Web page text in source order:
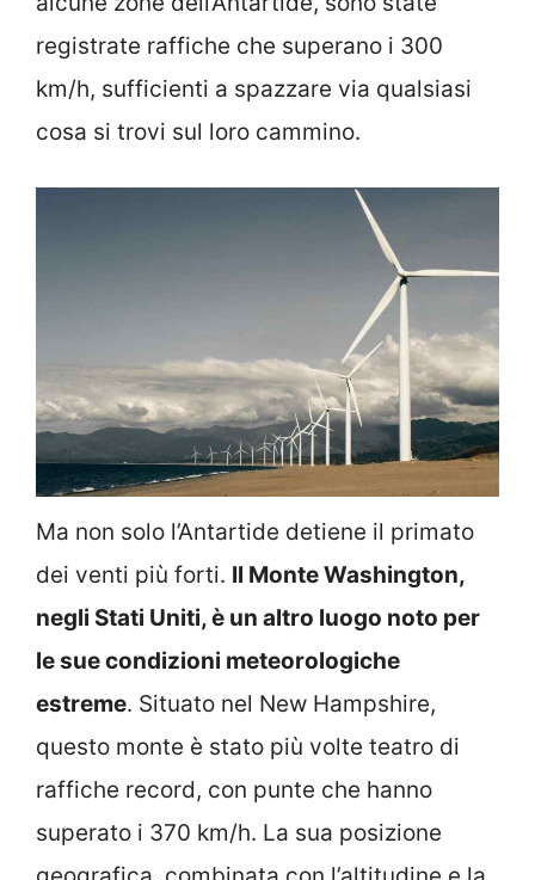
registrate raffiche che superano i 300
km/h, sufficienti a spazzare via qualsiasi
cosa si trovi sul loro cammino.
Ma non solo l’Antartide detiene il primato
dei venti più forti. Il Monte Washington,
negli Stati Uniti, è un altro luogo noto per
le sue condizioni meteorologiche
estreme. Situato nel New Hampshire,
questo monte è stato più volte teatro di
raffiche record, con punte che hanno
superato i 370 km/h. La sua posizione